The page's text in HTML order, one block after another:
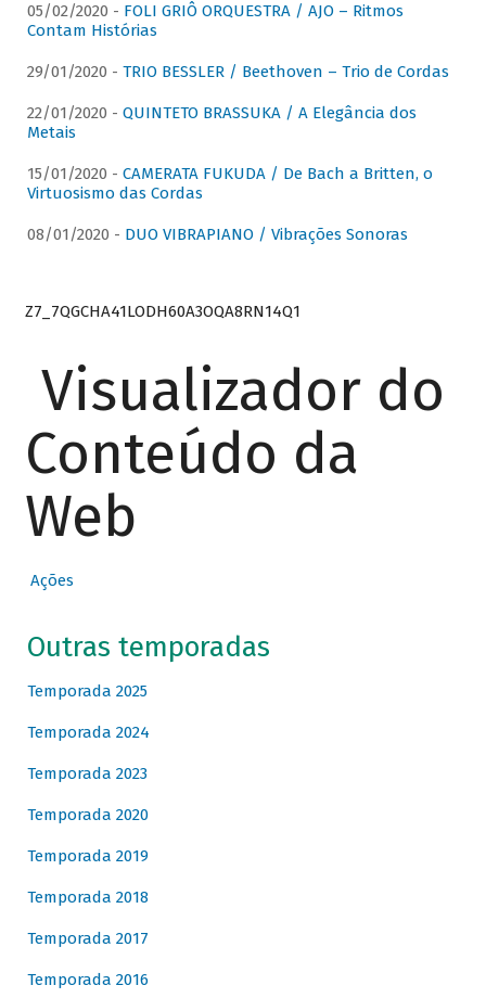
05/02/2020 - FOLI GRIÔ ORQUESTRA / AJO – Ritmos
Contam Histórias
29/01/2020 - TRIO BESSLER / Beethoven – Trio de Cordas
22/01/2020 - QUINTETO BRASSUKA / A Elegância dos
Metais
15/01/2020 - CAMERATA FUKUDA / De Bach a Britten, o
Virtuosismo das Cordas
08/01/2020 - DUO VIBRAPIANO / Vibrações Sonoras
Z7_7QGCHA41LODH60A3OQA8RN14Q1
Visualizador do
Conteúdo da
Web
Ações
Outras temporadas
Temporada 2025
Temporada 2024
Temporada 2023
Temporada 2020
Temporada 2019
Temporada 2018
Temporada 2017
Temporada 2016